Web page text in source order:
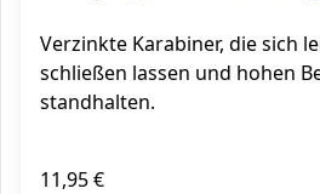
Verzinkte Karabiner, die sich
schließen lassen und hohen
standhalten.
11,95 €